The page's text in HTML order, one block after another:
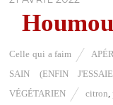
Celle qui a faim
SAIN (ENFIN
VÉGÉTARIEN
citron ,